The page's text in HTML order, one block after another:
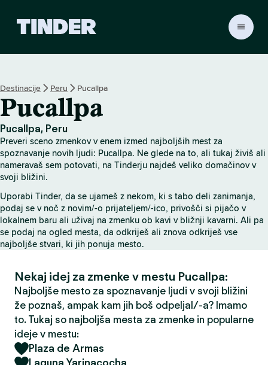
r
:
D
m
o
v
Destinacije Peru Pucallpa
Pucallpa
Pucallpa, Peru
Preveri sceno zmenkov v enem izmed najboljših mest za
spoznavanje novih ljudi: Pucallpa. Ne glede na to, ali tukaj živiš ali
nameravaš sem potovati, na Tinderju najdeš veliko domačinov v
svoji bližini.
Uporabi Tinder, da se ujameš z nekom, ki s tabo deli zanimanja,
podaj se v noč z novim/-o prijateljem/-ico, privošči si pijačo v
lokalnem baru ali uživaj na zmenku ob kavi v bližnji kavarni. Ali pa
se podaj na ogled mesta, da odkriješ ali znova odkriješ vse
najboljše stvari, ki jih ponuja mesto.
Nekaj idej za zmenke v mestu Pucallpa:
Najboljše mesto za spoznavanje ljudi v svoji bližini
že poznaš, ampak kam jih boš odpeljal/-a? Imamo
to. Tukaj so najboljša mesta za zmenke in popularne
ideje v mestu:
Plaza de Armas
Laguna Yarinacocha